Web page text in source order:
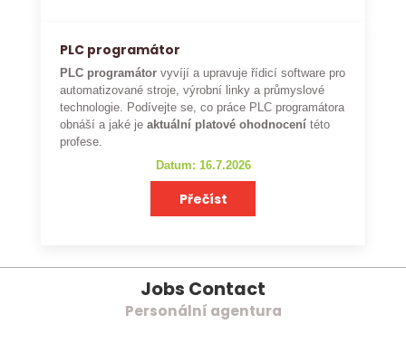
PLC programátor
PLC programátor vyvíjí a upravuje řídicí software pro
automatizované stroje, výrobní linky a průmyslové
technologie. Podívejte se, co práce PLC programátora
obnáší a jaké je aktuální platové ohodnocení této
profese.
Datum: 16.7.2026
Přečíst
Jobs Contact
Personální agentura